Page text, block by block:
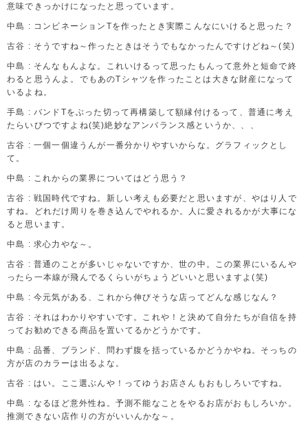
意味できっかけになったと思っています。
中島 : コンビネーションTを作ったとき実際こんなにいけると思った？
古谷 : そうですね～作ったときはそうでもなかったんですけどね～(笑)
中島 : そんなもんよな。これいけるって思ったもんって意外と短命で終
わると思うんよ。でもあのTシャツを作ったことは大きな財産になって
いるよね。
手島 : バンドTをぶった切って再構築して額縁付けるって、普通に考え
たらいびつですよね(笑)絶妙なアンバランス感というか、、、
古谷 : 一個一個違うんが一番分かりやすいからな。グラフィックとし
て。
中島 : これからの業界についてはどう思う？
古谷 : 戦国時代ですね。新しい考えも必要だと思いますが、やはり人で
すね。どれだけ周りを巻き込んでやれるか。人に愛されるかが大事にな
ると思います。
中島 : 求心力やな～。
古谷 : 普通のことが多いじゃないですか、世の中。この業界にいるんや
ったら一本線が飛んでるくらいがちょうどいいと思いますよ(笑)
中島 : 今元気がある、これから伸びそうな店ってどんな感じなん？
古谷 : それはわかりやすいです。これや！と決めて自分たちが自信を持
ってお勧めできる商品を置いてるかどうかです。
中島 : 品番、ブランド、問わず腹を括っているかどうかやね。そっちの
方が店のカラーは出るよな。
古谷 : はい。ここ選ぶんや！ってゆうお店さんもおもしろいですね。
中島 : なるほど意外性ね。予測不能なことをやるお店がおもしろいか。
推測できない店作りの方がいいんかな～。